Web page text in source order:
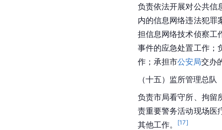
负责依法开展对公共信
内的信息网络违法犯罪
担信息网络技术侦察工
事件的应急处置工作；
作；承担市公安局交办
（十五）监所管理总队
负责市局看守所、拘留
责重要警务活动现场医
其他工作。
[17]